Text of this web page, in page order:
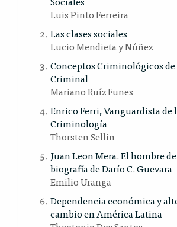
Luis Pinto Ferreira
Las clases sociales
Lucio Mendieta y Núñez
Conceptos Criminológicos
Criminal
Mariano Ruíz Funes
Enrico Ferri, Vanguardista de
Criminología
Thorsten Sellin
Juan Leon Mera. El hombre
biografía de Darío C. Guevara
Emilio Uranga
Dependencia económica y
cambio en América Latina